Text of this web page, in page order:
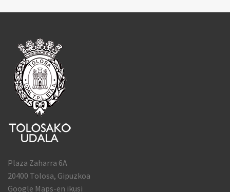
Plaza Zaharra 6A
20400 Tolosa, Gipuzkoa
Google Maps-en ikusi